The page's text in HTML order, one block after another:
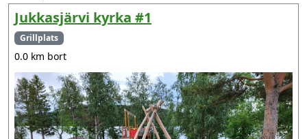
Jukkasjärvi kyrka #1
Grillplats
0.0 km bort